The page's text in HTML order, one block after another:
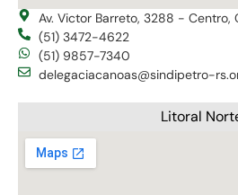
Av. Victor Barreto, 3288 -
(51) 3472-4622
(51) 9857-7340
delegaciacanoas@sindipetro-
Litoral